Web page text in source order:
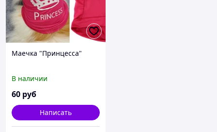
Маечка "Принцесса"
В наличии
60 руб
Написать